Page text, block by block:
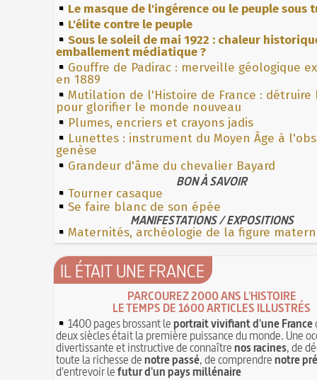
Le masque de l'ingérence ou le peuple sous
L'élite contre le peuple
Sous le soleil de mai 1922 : chaleur
emballement médiatique ?
Gouffre de Padirac : merveille géologique
en 1889
Mutilation de l'Histoire de France : détruire
pour glorifier le monde nouveau
Plumes, encriers et crayons jadis
Lunettes : instrument du Moyen Âge à
genèse
Grandeur d'âme du chevalier Bayard
BON À SAVOIR
Tourner casaque
Se faire blanc de son épée
MANIFESTATIONS / EXPOSITIONS
Maternités, archéologie de la figure
IL ÉTAIT UNE FRANCE
PARCOUREZ 2000 ANS L'HISTOIRE
LE TEMPS DE 1600 ARTICLES ILLUSTRÉS
1400 pages brossant leportrait vivifiant d'une France
deux siècles était la première puissance du monde. Une
divertissante et instructive de connaîtrenos racines, de
toute la richesse denotre passé, de comprendrenotre
d'entrevoir lefutur d'un pays millénaire